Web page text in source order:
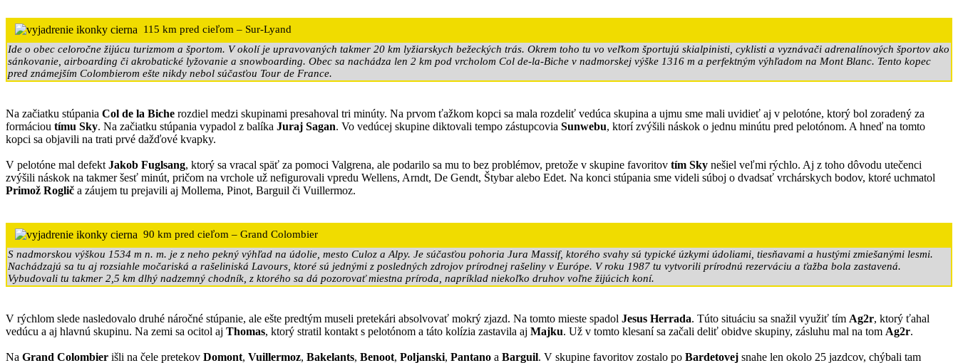
115 km pred cieľom – Sur-Lyand
Ide o obec celoročne žijúcu turizmom a športom. V okolí je upravovaných takmer 20 km lyžiarskych bežeckých trás. Okrem toho tu vo veľkom športujú skialpinisti, cyklisti a vyznávači adrenalínových športov ako
sánkovanie, airboarding či akrobatické lyžovanie a snowboarding. Obec sa nachádza len 2 km pod vrcholom Col de-la-Biche v nadmorskej výške 1316 m a perfektným výhľadom na Mont Blanc. Tento kopec
pred známejším Colombierom ešte nikdy nebol súčasťou Tour de France.
Na začiatku stúpania Col de la Biche rozdiel medzi skupinami presahoval tri minúty. Na prvom ťažkom kopci sa mala rozdeliť vedúca skupina a ujmu sme mali uvidieť aj v pelotóne, ktorý bol zoradený za
formáciou tímu Sky. Na začiatku stúpania vypadol z balíka Juraj Sagan. Vo vedúcej skupine diktovali tempo zástupcovia Sunwebu, ktorí zvýšili náskok o jednu minútu pred pelotónom. A hneď na tomto
kopci sa objavili na trati prvé dažďové kvapky.
V pelotóne mal defekt Jakob Fuglsang, ktorý sa vracal späť za pomoci Valgrena, ale podarilo sa mu to bez problémov, pretože v skupine favoritov tím Sky nešiel veľmi rýchlo. Aj z toho dôvodu utečenci
zvýšili náskok na takmer šesť minút, pričom na vrchole už nefigurovali vpredu Wellens, Arndt, De Gendt, Štybar alebo Edet. Na konci stúpania sme videli súboj o dvadsať vrchárskych bodov, ktoré uchmatol
Primož Roglič a záujem tu prejavili aj Mollema, Pinot, Barguil či Vuillermoz.
90 km pred cieľom – Grand Colombier
S nadmorskou výškou 1534 m n. m. je z neho pekný výhľad na údolie, mesto Culoz a Alpy. Je súčasťou pohoria Jura Massif, ktorého svahy sú typické úzkymi údoliami, tiesňavami a hustými zmiešanými lesmi.
Nachádzajú sa tu aj rozsiahle močariská a rašeliniská Lavours, ktoré sú jednými z posledných zdrojov prírodnej rašeliny v Európe. V roku 1987 tu vytvorili prírodnú rezerváciu a ťažba bola zastavená.
Vybudovali tu takmer 2,5 km dlhý nadzemný chodník, z ktorého sa dá pozorovať miestna príroda, napríklad niekoľko druhov voľne žijúcich koní.
V rýchlom slede nasledovalo druhé náročné stúpanie, ale ešte predtým museli pretekári absolvovať mokrý zjazd. Na tomto mieste spadol Jesus Herrada. Túto situáciu sa snažil využiť tím Ag2r, ktorý ťahal
vedúcu a aj hlavnú skupinu. Na zemi sa ocitol aj Thomas, ktorý stratil kontakt s pelotónom a táto kolízia zastavila aj Majku. Už v tomto klesaní sa začali deliť obidve skupiny, zásluhu mal na tom Ag2r.
Na Grand Colombier išli na čele pretekov Domont, Vuillermoz, Bakelants, Benoot, Poljanski, Pantano a Barguil. V skupine favoritov zostalo po Bardetovej snahe len okolo 25 jazdcov, chýbali tam